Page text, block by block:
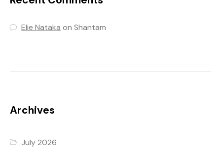
Elie Nataka onShantam
Archives
July 2026